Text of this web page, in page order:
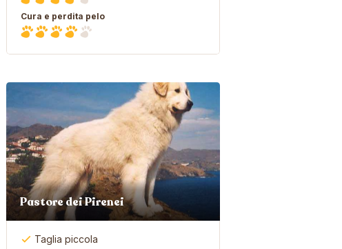
Cura e perdita pelo
Pastore dei Pirenei
Taglia piccola